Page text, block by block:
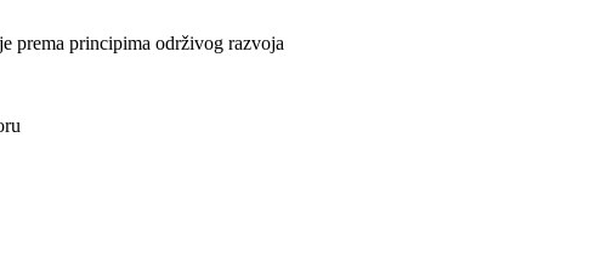
prema principima održivog razvoja